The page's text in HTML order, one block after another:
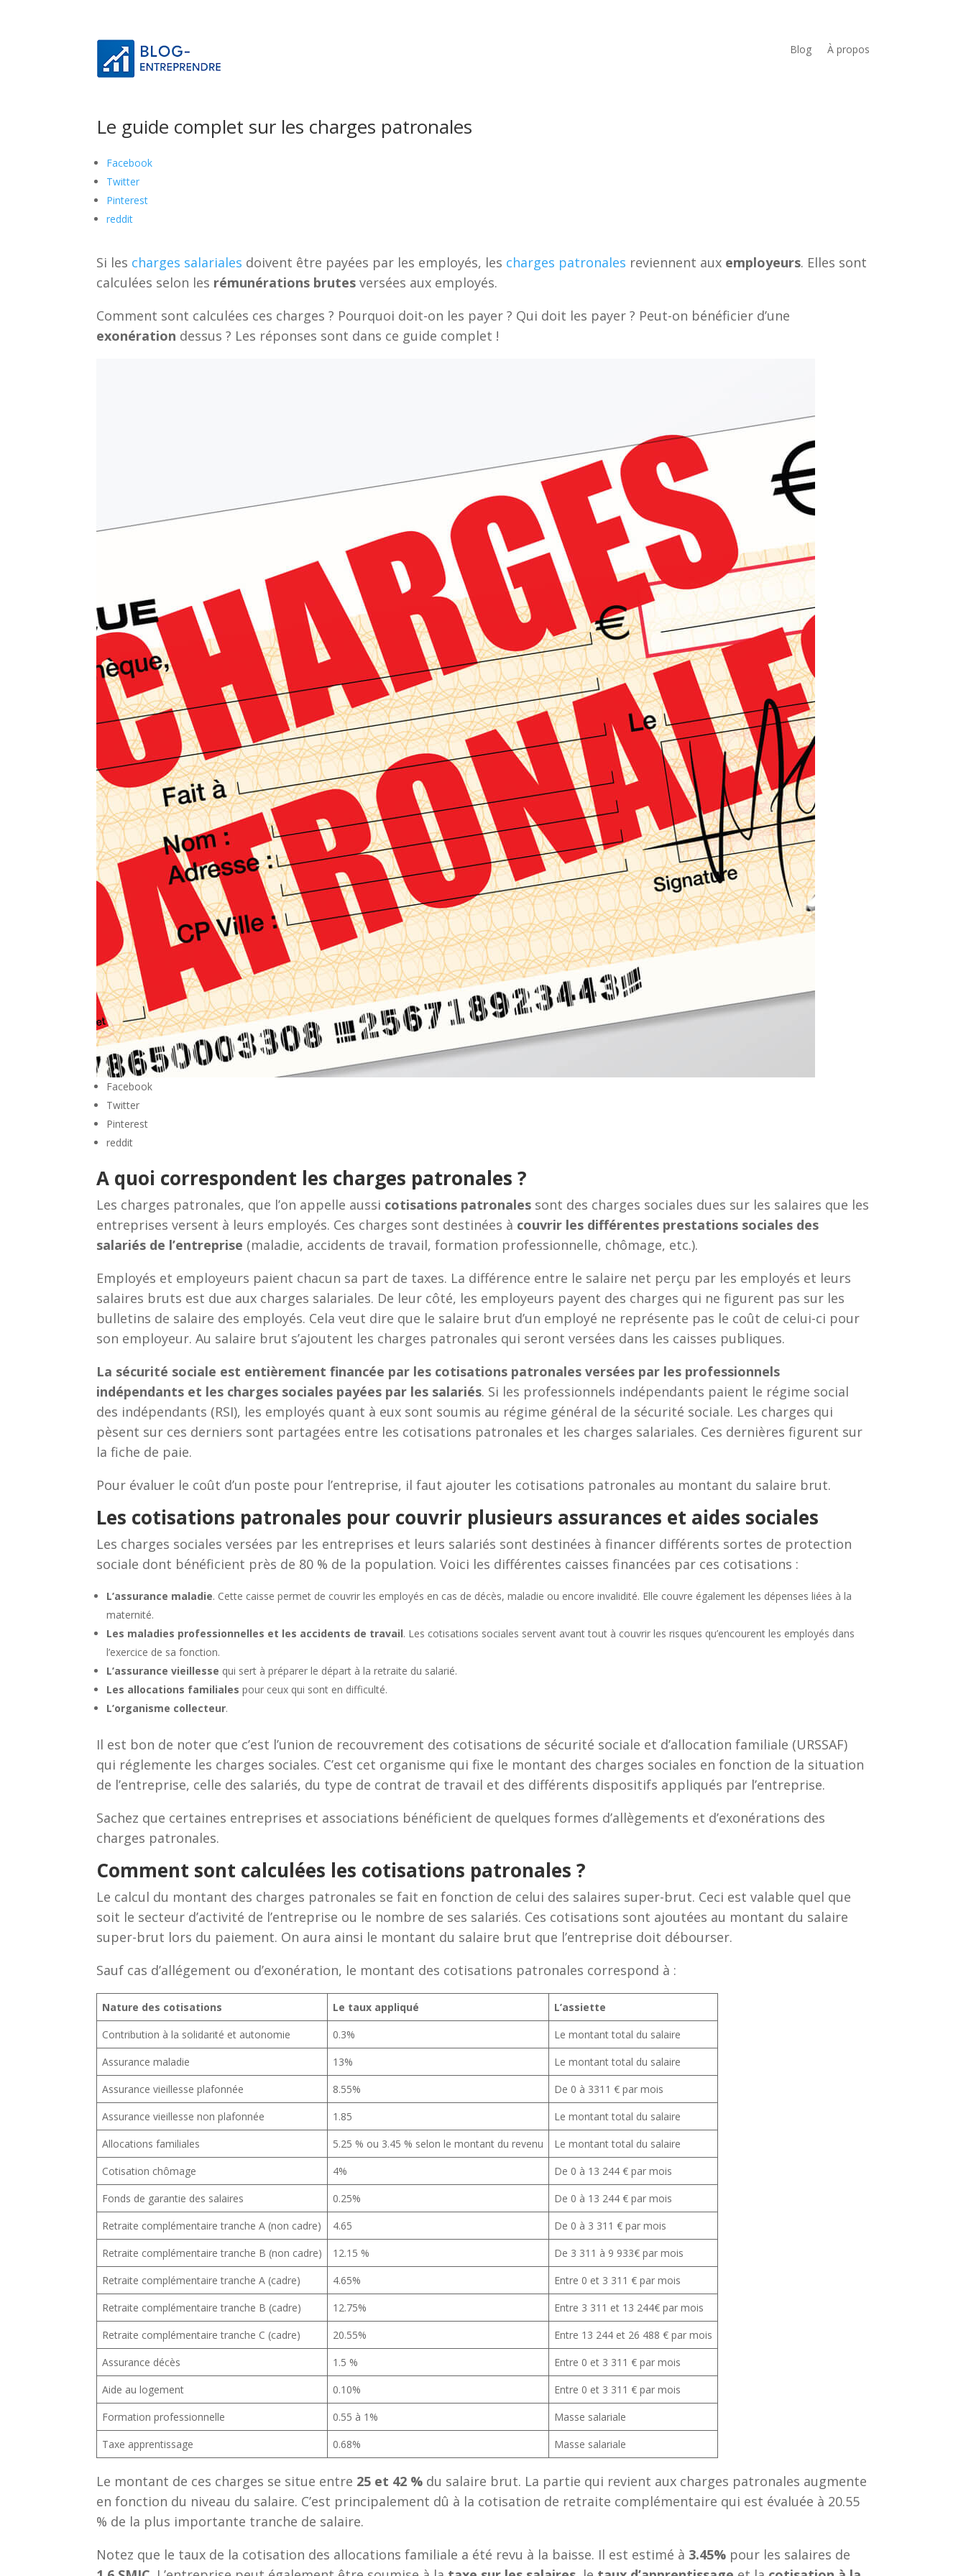
Blog À propos
Le guide complet sur les charges patronales
Facebook
Twitter
Pinterest
reddit
Si les charges salariales doivent être payées par les employés, les charges patronales reviennent aux employeurs. Elles sont
calculées selon les rémunérations brutes versées aux employés.
Comment sont calculées ces charges ? Pourquoi doit-on les payer ? Qui doit les payer ? Peut-on bénéficier d’une
exonération dessus ? Les réponses sont dans ce guide complet !
Facebook
Twitter
Pinterest
reddit
A quoi correspondent les charges patronales ?
Les charges patronales, que l’on appelle aussi cotisations patronales sont des charges sociales dues sur les salaires que les
entreprises versent à leurs employés. Ces charges sont destinées à couvrir les différentes prestations sociales des
salariés de l’entreprise (maladie, accidents de travail, formation professionnelle, chômage, etc.).
Employés et employeurs paient chacun sa part de taxes. La différence entre le salaire net perçu par les employés et leurs
salaires bruts est due aux charges salariales. De leur côté, les employeurs payent des charges qui ne figurent pas sur les
bulletins de salaire des employés. Cela veut dire que le salaire brut d’un employé ne représente pas le coût de celui-ci pour
son employeur. Au salaire brut s’ajoutent les charges patronales qui seront versées dans les caisses publiques.
La sécurité sociale est entièrement financée par les cotisations patronales versées par les professionnels
indépendants et les charges sociales payées par les salariés. Si les professionnels indépendants paient le régime social
des indépendants (RSI), les employés quant à eux sont soumis au régime général de la sécurité sociale. Les charges qui
pèsent sur ces derniers sont partagées entre les cotisations patronales et les charges salariales. Ces dernières figurent sur
la fiche de paie.
Pour évaluer le coût d’un poste pour l’entreprise, il faut ajouter les cotisations patronales au montant du salaire brut.
Les cotisations patronales pour couvrir plusieurs assurances et aides sociales
Les charges sociales versées par les entreprises et leurs salariés sont destinées à financer différents sortes de protection
sociale dont bénéficient près de 80 % de la population. Voici les différentes caisses financées par ces cotisations :
L’assurance maladie. Cette caisse permet de couvrir les employés en cas de décès, maladie ou encore invalidité. Elle couvre également les dépenses liées à la
maternité.
Les maladies professionnelles et les accidents de travail. Les cotisations sociales servent avant tout à couvrir les risques qu’encourent les employés dans
l’exercice de sa fonction.
L’assurance vieillesse qui sert à préparer le départ à la retraite du salarié.
Les allocations familiales pour ceux qui sont en difficulté.
L’organisme collecteur.
Il est bon de noter que c’est l’union de recouvrement des cotisations de sécurité sociale et d’allocation familiale (URSSAF)
qui réglemente les charges sociales. C’est cet organisme qui fixe le montant des charges sociales en fonction de la situation
de l’entreprise, celle des salariés, du type de contrat de travail et des différents dispositifs appliqués par l’entreprise.
Sachez que certaines entreprises et associations bénéficient de quelques formes d’allègements et d’exonérations des
charges patronales.
Comment sont calculées les cotisations patronales ?
Le calcul du montant des charges patronales se fait en fonction de celui des salaires super-brut. Ceci est valable quel que
soit le secteur d’activité de l’entreprise ou le nombre de ses salariés. Ces cotisations sont ajoutées au montant du salaire
super-brut lors du paiement. On aura ainsi le montant du salaire brut que l’entreprise doit débourser.
Sauf cas d’allégement ou d’exonération, le montant des cotisations patronales correspond à :
Nature des cotisations Le taux appliqué
L’assiette
Contribution à la solidarité et autonomie
0.3%
Le montant total du salaire
Assurance maladie
13%
Le montant total du salaire
Assurance vieillesse plafonnée
8.55%
De 0 à 3311 € par mois
Assurance vieillesse non plafonnée
1.85
Le montant total du salaire
Allocations familiales
5.25 % ou 3.45 % selon le montant du revenu
Le montant total du salaire
Cotisation chômage
4%
De 0 à 13 244 € par mois
Fonds de garantie des salaires
0.25%
De 0 à 13 244 € par mois
Retraite complémentaire tranche A (non cadre)
4.65
De 0 à 3 311 € par mois
Retraite complémentaire tranche B (non cadre)
12.15 %
De 3 311 à 9 933€ par mois
Retraite complémentaire tranche A (cadre)
4.65%
Entre 0 et 3 311 € par mois
Retraite complémentaire tranche B (cadre)
12.75%
Entre 3 311 et 13 244€ par mois
Retraite complémentaire tranche C (cadre)
20.55%
Entre 13 244 et 26 488 € par mois
Assurance décès
1.5 %
Entre 0 et 3 311 € par mois
Aide au logement
0.10%
Entre 0 et 3 311 € par mois
Formation professionnelle
0.55 à 1%
Masse salariale
Taxe apprentissage
0.68% Masse salariale
Le montant de ces charges se situe entre 25 et 42 % du salaire brut. La partie qui revient aux charges patronales augmente
en fonction du niveau du salaire. C’est principalement dû à la cotisation de retraite complémentaire qui est évaluée à 20.55
% de la plus importante tranche de salaire.
Notez que le taux de la cotisation des allocations familiale a été revu à la baisse. Il est estimé à 3.45% pour les salaires de